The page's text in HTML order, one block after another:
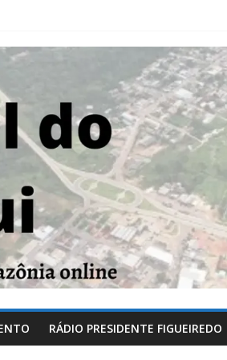
RÁDIO PRESIDENTE FIGUEIREDO